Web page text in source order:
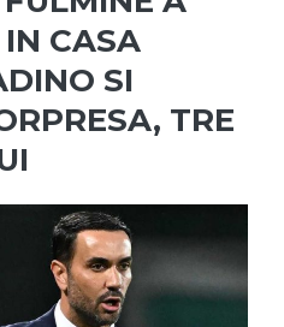
IN CASA
SI
TRE